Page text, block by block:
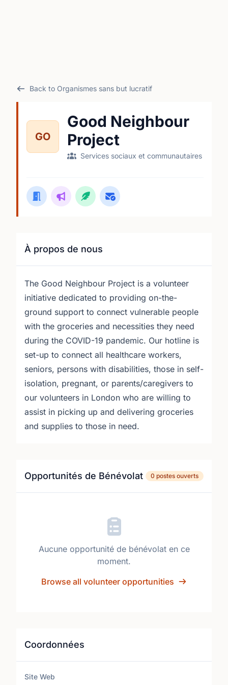
Back to Organismes sans but lucratif
GO
Good Neighbour
Project
Services sociaux et communautaires
À propos de nous
The Good Neighbour Project is a volunteer
initiative dedicated to providing on-the-
ground support to connect vulnerable people
with the groceries and necessities they need
during the COVID-19 pandemic. Our hotline is
set-up to connect all healthcare workers,
seniors, persons with disabilities, those in self-
isolation, pregnant, or parents/caregivers to
our volunteers in London who are willing to
assist in picking up and delivering groceries
and supplies to those in need.
Opportunités de Bénévolat 0 postes ouverts
Aucune opportunité de bénévolat en ce
moment.
Browse all volunteer opportunities
Coordonnées
Site Web